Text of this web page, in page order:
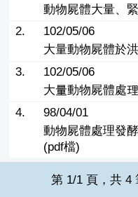
動物屍體大量、
2.
102/05/06
大量動物屍體於
3.
102/05/06
大量動物屍體處
4.
98/04/01
動物屍體處理發
(pdf檔)
第 1/1 頁，共 4